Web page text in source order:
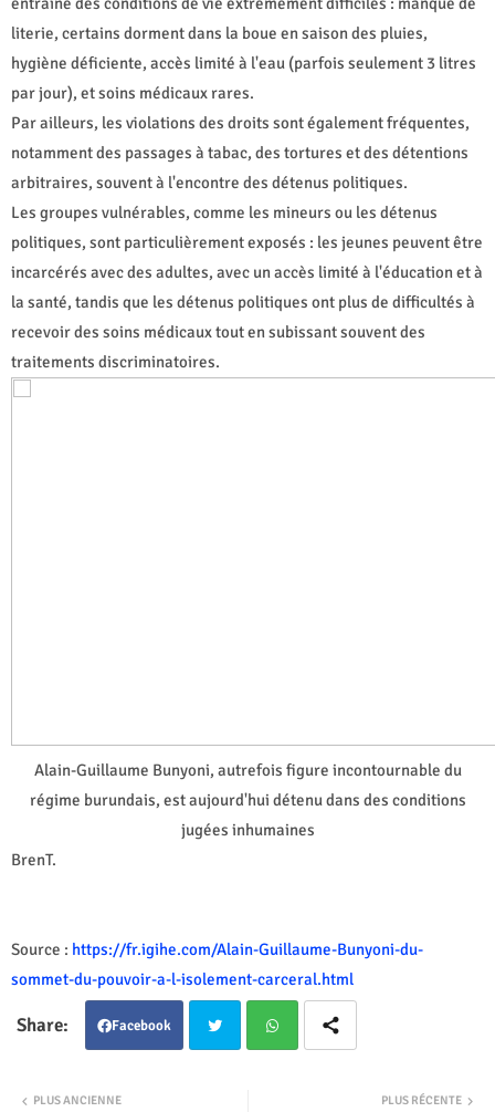
literie, certains dorment dans la boue en saison des pluies,
hygiène déficiente, accès limité à l'eau (parfois seulement 3 litres
par jour), et soins médicaux rares.
Par ailleurs, les violations des droits sont également fréquentes,
notamment des passages à tabac, des tortures et des détentions
arbitraires, souvent à l'encontre des détenus politiques.
Les groupes vulnérables, comme les mineurs ou les détenus
politiques, sont particulièrement exposés : les jeunes peuvent être
incarcérés avec des adultes, avec un accès limité à l'éducation et à
la santé, tandis que les détenus politiques ont plus de difficultés à
recevoir des soins médicaux tout en subissant souvent des
traitements discriminatoires.
Alain-Guillaume Bunyoni, autrefois figure incontournable du
régime burundais, est aujourd'hui détenu dans des conditions
jugées inhumaines
BrenT.
Source : https://fr.igihe.com/Alain-Guillaume-Bunyoni-du-
sommet-du-pouvoir-a-l-isolement-carceral.html
Facebook
PLUS RÉCENTE
PLUS ANCIENNE